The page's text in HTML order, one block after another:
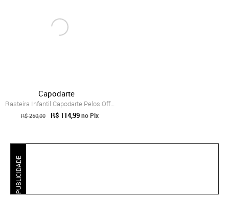
Capodarte
Rasteira Infantil Capodarte Pelos Off-White
R$ 250,00 R$ 114,99no Pix
PUBLICIDADE